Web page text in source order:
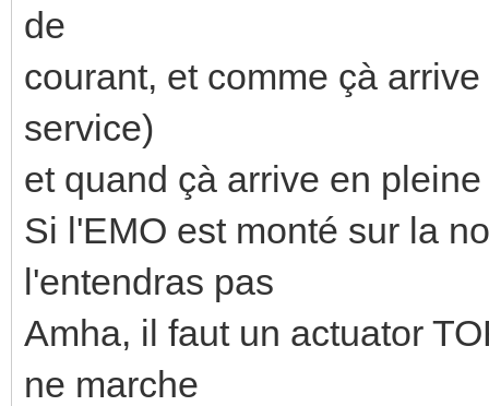
de
courant, et comme çà
service)
et quand çà arrive en
Si l'EMO est monté sur la
l'entendras pas
Amha, il faut un actuator
ne marche